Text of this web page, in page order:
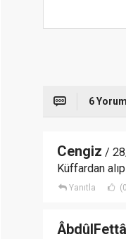
6 Yorum
Cengiz /
Küffardan
Yanıtla